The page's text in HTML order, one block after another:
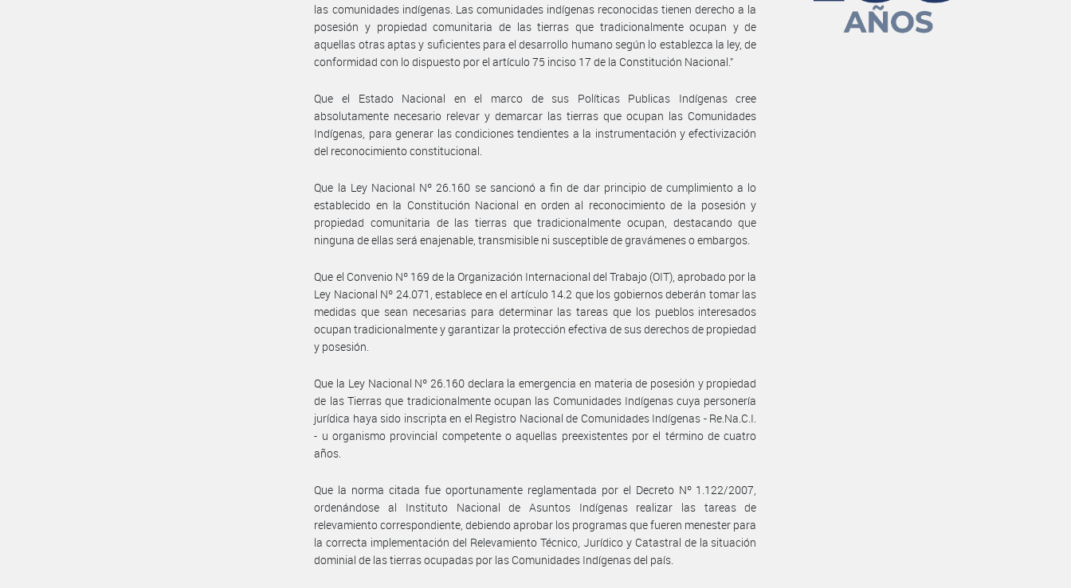
las comunidades indígenas. Las comunidades indígenas reconocidas tienen derecho a la
posesión y propiedad comunitaria de las tierras que tradicionalmente ocupan y de
aquellas otras aptas y suficientes para el desarrollo humano según lo establezca la ley, de
conformidad con lo dispuesto por el artículo 75 inciso 17 de la Constitución Nacional.”
Que el Estado Nacional en el marco de sus Políticas Publicas Indígenas cree
absolutamente necesario relevar y demarcar las tierras que ocupan las Comunidades
Indígenas, para generar las condiciones tendientes a la instrumentación y efectivización
del reconocimiento constitucional.
Que la Ley Nacional Nº 26.160 se sancionó a fin de dar principio de cumplimiento a lo
establecido en la Constitución Nacional en orden al reconocimiento de la posesión y
propiedad comunitaria de las tierras que tradicionalmente ocupan, destacando que
ninguna de ellas será enajenable, transmisible ni susceptible de gravámenes o embargos.
Que el Convenio Nº 169 de la Organización Internacional del Trabajo (OIT), aprobado por la
Ley Nacional Nº 24.071, establece en el artículo 14.2 que los gobiernos deberán tomar las
medidas que sean necesarias para determinar las tareas que los pueblos interesados
ocupan tradicionalmente y garantizar la protección efectiva de sus derechos de propiedad
y posesión.
Que la Ley Nacional Nº 26.160 declara la emergencia en materia de posesión y propiedad
de las Tierras que tradicionalmente ocupan las Comunidades Indígenas cuya personería
jurídica haya sido inscripta en el Registro Nacional de Comunidades Indígenas - Re.Na.C.I.
- u organismo provincial competente o aquellas preexistentes por el término de cuatro
años.
Que la norma citada fue oportunamente reglamentada por el Decreto Nº 1.122/2007,
ordenándose al Instituto Nacional de Asuntos Indígenas realizar las tareas de
relevamiento correspondiente, debiendo aprobar los programas que fueren menester para
la correcta implementación del Relevamiento Técnico, Jurídico y Catastral de la situación
dominial de las tierras ocupadas por las Comunidades Indígenas del país.